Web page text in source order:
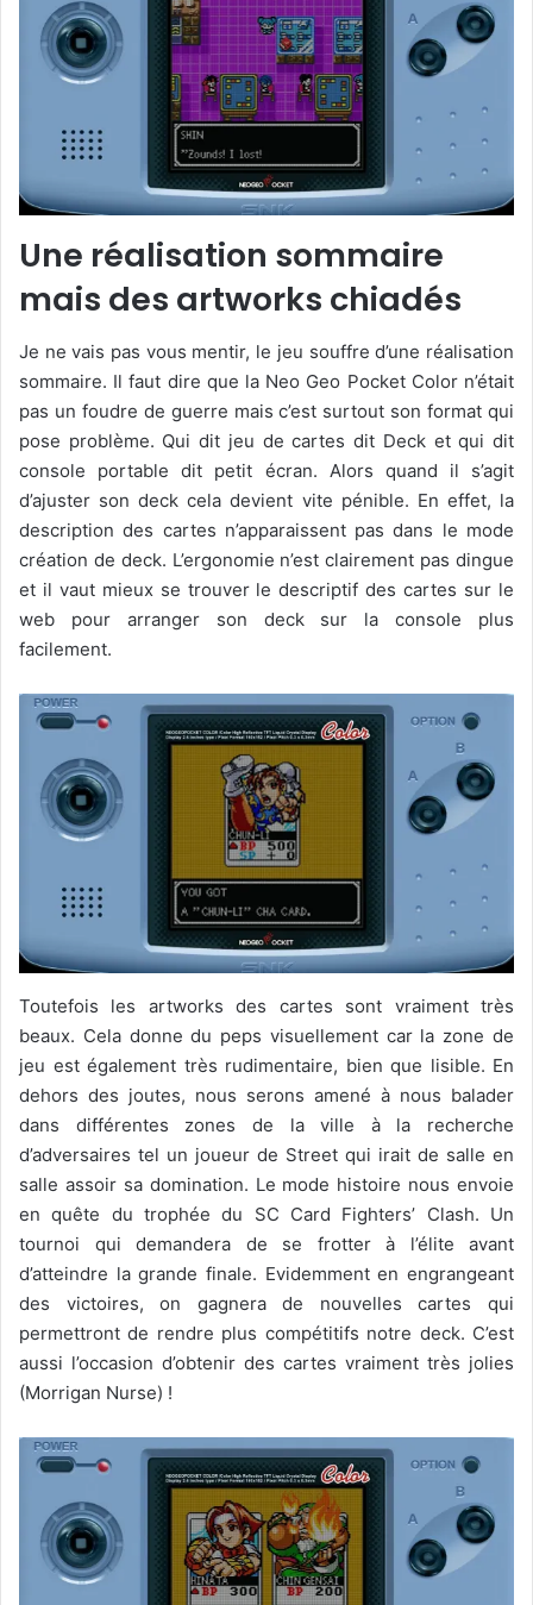
Une réalisation sommaire
mais des artworks chiadés
Je ne vais pas vous mentir, le jeu souffre d’une réalisation
sommaire. Il faut dire que la Neo Geo Pocket Color n’était
pas un foudre de guerre mais c’est surtout son format qui
pose problème. Qui dit jeu de cartes dit Deck et qui dit
console portable dit petit écran. Alors quand il s’agit
d’ajuster son deck cela devient vite pénible. En effet, la
description des cartes n’apparaissent pas dans le mode
création de deck. L’ergonomie n’est clairement pas dingue
et il vaut mieux se trouver le descriptif des cartes sur le
web pour arranger son deck sur la console plus
facilement.
Toutefois les artworks des cartes sont vraiment très
beaux. Cela donne du peps visuellement car la zone de
jeu est également très rudimentaire, bien que lisible. En
dehors des joutes, nous serons amené à nous balader
dans différentes zones de la ville à la recherche
d’adversaires tel un joueur de Street qui irait de salle en
salle assoir sa domination. Le mode histoire nous envoie
en quête du trophée du SC Card Fighters’ Clash. Un
tournoi qui demandera de se frotter à l’élite avant
d’atteindre la grande finale. Evidemment en engrangeant
des victoires, on gagnera de nouvelles cartes qui
permettront de rendre plus compétitifs notre deck. C’est
aussi l’occasion d’obtenir des cartes vraiment très jolies
(Morrigan Nurse) !